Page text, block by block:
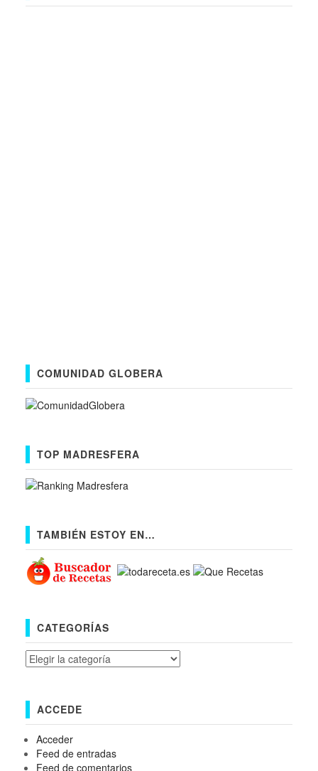
COMUNIDAD GLOBERA
TOP MADRESFERA
TAMBIÉN ESTOY EN…
CATEGORÍAS
Categorías
ACCEDE
Acceder
Feed de entradas
Feed de comentarios